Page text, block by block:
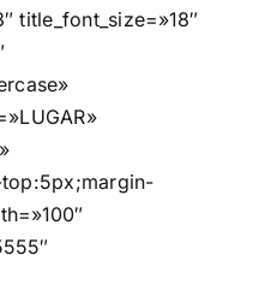
title_font_size=»18″